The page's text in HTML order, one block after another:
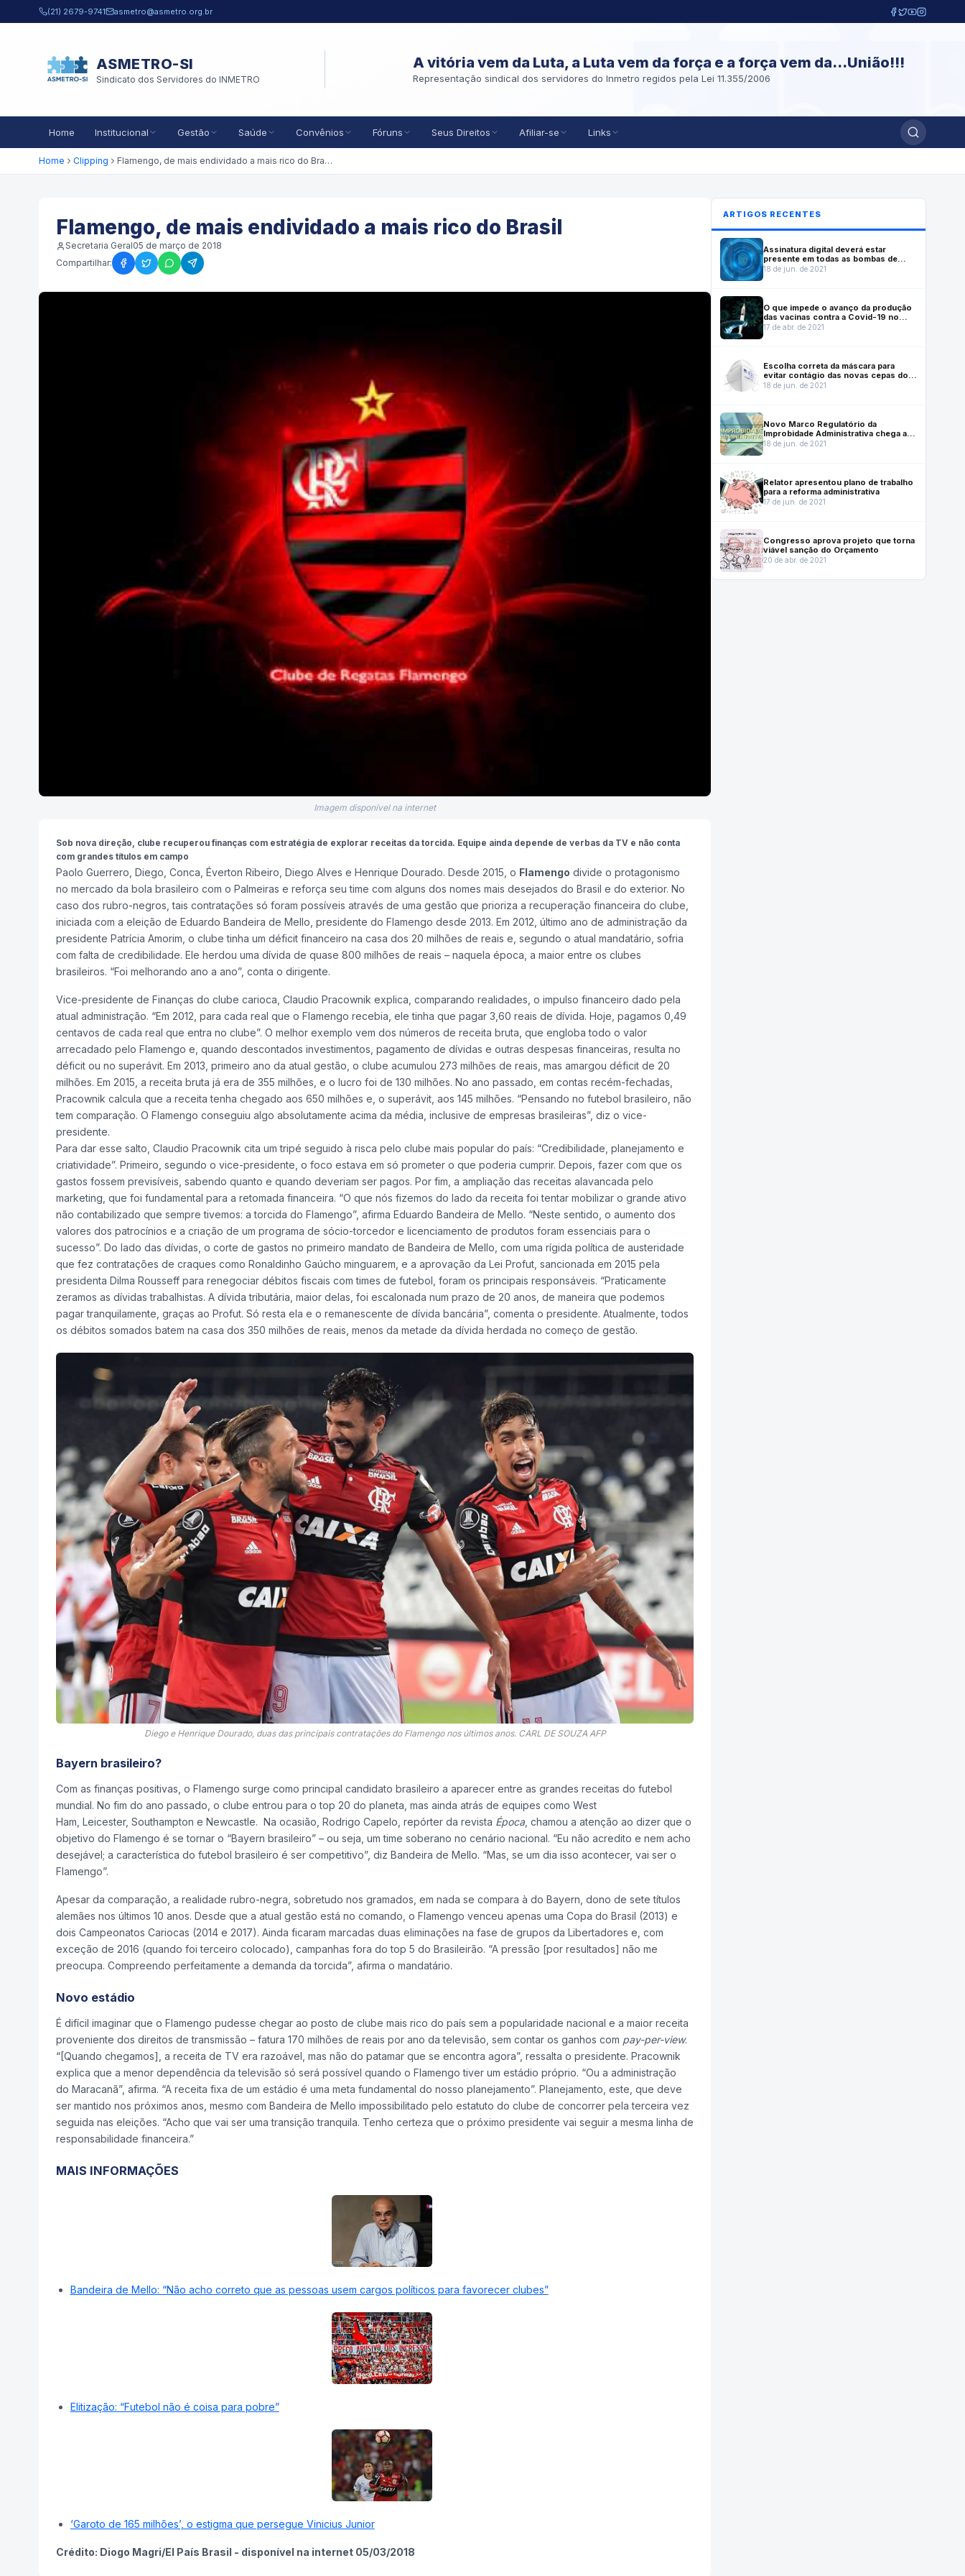
Pular para o conteúdo principal
(21) 2679-9741 asmetro@asmetro.org.br
ASMETRO-SI
Sindicato dos Servidores do INMETRO
A vitória vem da Luta, a Luta vem da força e a força vem da...União!!!
Representação sindical dos servidores do Inmetro regidos pela Lei 11.355/2006
Home Institucional Gestão Saúde Convênios Fóruns Seus Direitos Afiliar-se Links
Home Clipping Flamengo, de mais endividado a mais rico do Brasil
Flamengo, de mais endividado a mais rico do Brasil
Secretaria Geral05 de março de 2018
Compartilhar:
Imagem disponível na internet
Sob nova direção, clube recuperou finanças com estratégia de explorar receitas da torcida. Equipe ainda depende de verbas da TV e não conta
com grandes títulos em campo
Paolo Guerrero, Diego, Conca, Éverton Ribeiro, Diego Alves e Henrique Dourado. Desde 2015, o Flamengo divide o protagonismo
no mercado da bola brasileiro com o Palmeiras e reforça seu time com alguns dos nomes mais desejados do Brasil e do exterior. No
caso dos rubro-negros, tais contratações só foram possíveis através de uma gestão que prioriza a recuperação financeira do clube,
iniciada com a eleição de Eduardo Bandeira de Mello, presidente do Flamengo desde 2013. Em 2012, último ano de administração da
presidente Patrícia Amorim, o clube tinha um déficit financeiro na casa dos 20 milhões de reais e, segundo o atual mandatário, sofria
com falta de credibilidade. Ele herdou uma dívida de quase 800 milhões de reais – naquela época, a maior entre os clubes
brasileiros. “Foi melhorando ano a ano”, conta o dirigente.
Vice-presidente de Finanças do clube carioca, Claudio Pracownik explica, comparando realidades, o impulso financeiro dado pela
atual administração. “Em 2012, para cada real que o Flamengo recebia, ele tinha que pagar 3,60 reais de dívida. Hoje, pagamos 0,49
centavos de cada real que entra no clube”. O melhor exemplo vem dos números de receita bruta, que engloba todo o valor
arrecadado pelo Flamengo e, quando descontados investimentos, pagamento de dívidas e outras despesas financeiras, resulta no
déficit ou no superávit. Em 2013, primeiro ano da atual gestão, o clube acumulou 273 milhões de reais, mas amargou déficit de 20
milhões. Em 2015, a receita bruta já era de 355 milhões, e o lucro foi de 130 milhões. No ano passado, em contas recém-fechadas,
Pracownik calcula que a receita tenha chegado aos 650 milhões e, o superávit, aos 145 milhões. “Pensando no futebol brasileiro, não
tem comparação. O Flamengo conseguiu algo absolutamente acima da média, inclusive de empresas brasileiras”, diz o vice-
presidente.
Para dar esse salto, Claudio Pracownik cita um tripé seguido à risca pelo clube mais popular do país: “Credibilidade, planejamento e
criatividade”. Primeiro, segundo o vice-presidente, o foco estava em só prometer o que poderia cumprir. Depois, fazer com que os
gastos fossem previsíveis, sabendo quanto e quando deveriam ser pagos. Por fim, a ampliação das receitas alavancada pelo
marketing, que foi fundamental para a retomada financeira. “O que nós fizemos do lado da receita foi tentar mobilizar o grande ativo
não contabilizado que sempre tivemos: a torcida do Flamengo”, afirma Eduardo Bandeira de Mello. “Neste sentido, o aumento dos
valores dos patrocínios e a criação de um programa de sócio-torcedor e licenciamento de produtos foram essenciais para o
sucesso”. Do lado das dívidas, o corte de gastos no primeiro mandato de Bandeira de Mello, com uma rígida política de austeridade
que fez contratações de craques como Ronaldinho Gaúcho minguarem, e a aprovação da Lei Profut, sancionada em 2015 pela
presidenta Dilma Rousseff para renegociar débitos fiscais com times de futebol, foram os principais responsáveis. “Praticamente
zeramos as dívidas trabalhistas. A dívida tributária, maior delas, foi escalonada num prazo de 20 anos, de maneira que podemos
pagar tranquilamente, graças ao Profut. Só resta ela e o remanescente de dívida bancária”, comenta o presidente. Atualmente, todos
os débitos somados batem na casa dos 350 milhões de reais, menos da metade da dívida herdada no começo de gestão.
Diego e Henrique Dourado, duas das principais contratações do Flamengo nos últimos anos. CARL DE SOUZA AFP
Bayern brasileiro?
Com as finanças positivas, o Flamengo surge como principal candidato brasileiro a aparecer entre as grandes receitas do futebol
mundial. No fim do ano passado, o clube entrou para o top 20 do planeta, mas ainda atrás de equipes como West
Ham, Leicester, Southampton e Newcastle. Na ocasião, Rodrigo Capelo, repórter da revista Época, chamou a atenção ao dizer que o
objetivo do Flamengo é se tornar o “Bayern brasileiro” – ou seja, um time soberano no cenário nacional. “Eu não acredito e nem acho
desejável; a característica do futebol brasileiro é ser competitivo”, diz Bandeira de Mello. “Mas, se um dia isso acontecer, vai ser o
Flamengo”.
Apesar da comparação, a realidade rubro-negra, sobretudo nos gramados, em nada se compara à do Bayern, dono de sete títulos
alemães nos últimos 10 anos. Desde que a atual gestão está no comando, o Flamengo venceu apenas uma Copa do Brasil (2013) e
dois Campeonatos Cariocas (2014 e 2017). Ainda ficaram marcadas duas eliminações na fase de grupos da Libertadores e, com
exceção de 2016 (quando foi terceiro colocado), campanhas fora do top 5 do Brasileirão. “A pressão [por resultados] não me
preocupa. Compreendo perfeitamente a demanda da torcida”, afirma o mandatário.
Novo estádio
É difícil imaginar que o Flamengo pudesse chegar ao posto de clube mais rico do país sem a popularidade nacional e a maior receita
proveniente dos direitos de transmissão – fatura 170 milhões de reais por ano da televisão, sem contar os ganhos com pay-per-view.
“[Quando chegamos], a receita de TV era razoável, mas não do patamar que se encontra agora”, ressalta o presidente. Pracownik
explica que a menor dependência da televisão só será possível quando o Flamengo tiver um estádio próprio. “Ou a administração
do Maracanã”, afirma. “A receita fixa de um estádio é uma meta fundamental do nosso planejamento”. Planejamento, este, que deve
ser mantido nos próximos anos, mesmo com Bandeira de Mello impossibilitado pelo estatuto do clube de concorrer pela terceira vez
seguida nas eleições. “Acho que vai ser uma transição tranquila. Tenho certeza que o próximo presidente vai seguir a mesma linha de
responsabilidade financeira.”
MAIS INFORMAÇÕES
Bandeira de Mello: “Não acho correto que as pessoas usem cargos políticos para favorecer clubes”
Elitização: “Futebol não é coisa para pobre”
‘Garoto de 165 milhões’, o estigma que persegue Vinicius Junior
Crédito: Diogo Magri/El País Brasil - disponível na internet 05/03/2018
ARTIGOS RECENTES
Assinatura digital deverá estar
presente em todas as bombas de
combustível fabricadas no Brasil a
18 de jun. de 2021
O que impede o avanço da produção
das vacinas contra a Covid-19 no
Brasil. Doses da Pfizer chegam dia
17 de abr. de 2021
Escolha correta da máscara para
evitar contágio das novas cepas do
coronavírus
18 de jun. de 2021
Novo Marco Regulatório da
Improbidade Administrativa chega ao
Senado
18 de jun. de 2021
Relator apresentou plano de trabalho
para a reforma administrativa
17 de jun. de 2021
Congresso aprova projeto que torna
viável sanção do Orçamento
20 de abr. de 2021